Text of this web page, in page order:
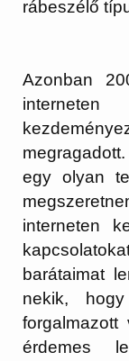
rábeszélő
Azonban
egy olyan
interneten
barátaimat
nekik,
érdemes